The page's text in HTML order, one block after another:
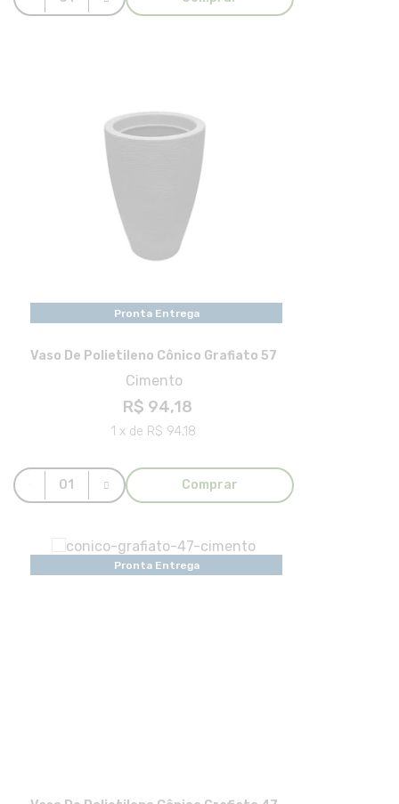
Pronta Entrega
Vaso De Polietileno Cônico Grafiato 57
Cimento
R$ 94,18
1 x de R$ 94,18
Comprar
Pronta Entrega